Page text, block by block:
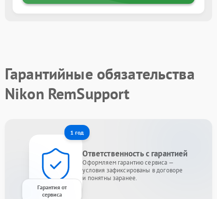
Гарантийные обязательства
Nikon RemSupport
1 год
Гарантия от
сервиса
Ответственность с гарантией
Оформляем гарантию сервиса —
условия зафиксированы в договоре
и понятны заранее.